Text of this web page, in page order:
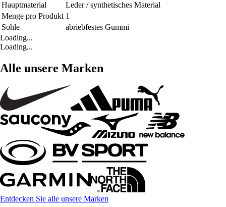
Hauptmaterial
Leder / synthetisches Material
Menge pro Produkt 1
Sohle
abriebfestes Gummi
Loading...
Loading...
Alle unsere Marken
Entdecken Sie alle unsere Marken